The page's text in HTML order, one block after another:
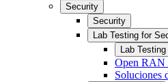
Security
Security
Lab Testing for
Lab
Open RAN
Soluciones